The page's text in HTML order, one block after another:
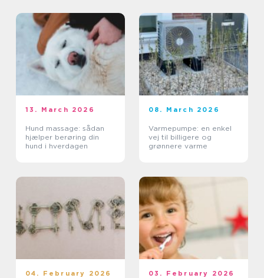
13. March 2026
Hund massage: sådan
hjælper berøring din
hund i hverdagen
08. March 2026
Varmepumpe: en enkel
vej til billigere og
grønnere varme
04. February 2026 03. February 2026